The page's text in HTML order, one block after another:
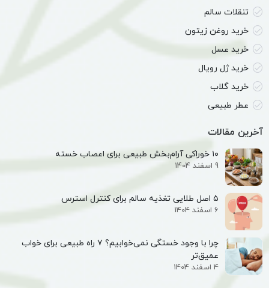
تنقلات سالم
خرید روغن زیتون
خرید عسل
خرید ژل رویال
خرید گلاب
عطر طبیعی
آخرین مقالات
۱۰ خوراکی آرام‌بخش طبیعی برای اعصاب خسته
9 اسفند 1404
۵ اصل طلایی تغذیه سالم برای کنترل استرس
6 اسفند 1404
چرا با وجود خستگی نمی‌خوابیم؟ ۷ راه طبیعی برای خواب
عمیق‌تر
4 اسفند 1404